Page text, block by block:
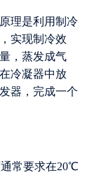
理是利用制冷
实现制冷效
，蒸发成气
冷凝器中放
器，完成一个
常要求在20℃